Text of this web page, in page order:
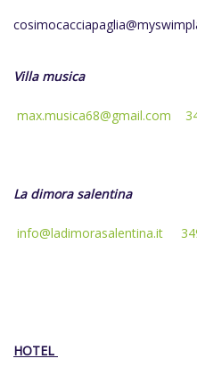
Villa musica
max.musica68@gmail.com
La dimora salentina
info@ladimorasalentina.it
HOTEL